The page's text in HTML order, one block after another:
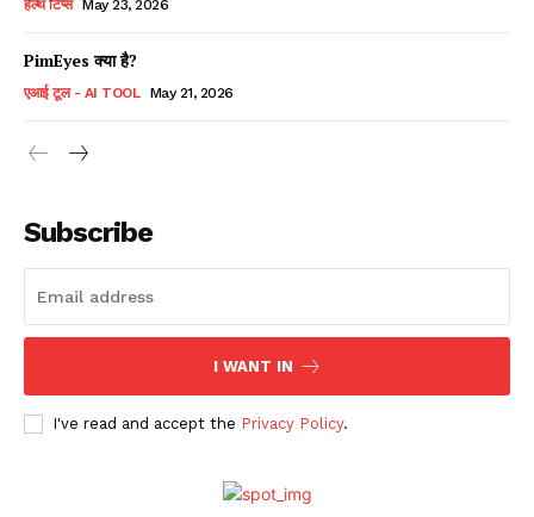
हेल्थ टिप्स May 23, 2026
PimEyes क्या है?
एआई टूल - AI TOOL May 21, 2026
Subscribe
I WANT IN
I've read and accept the Privacy Policy.